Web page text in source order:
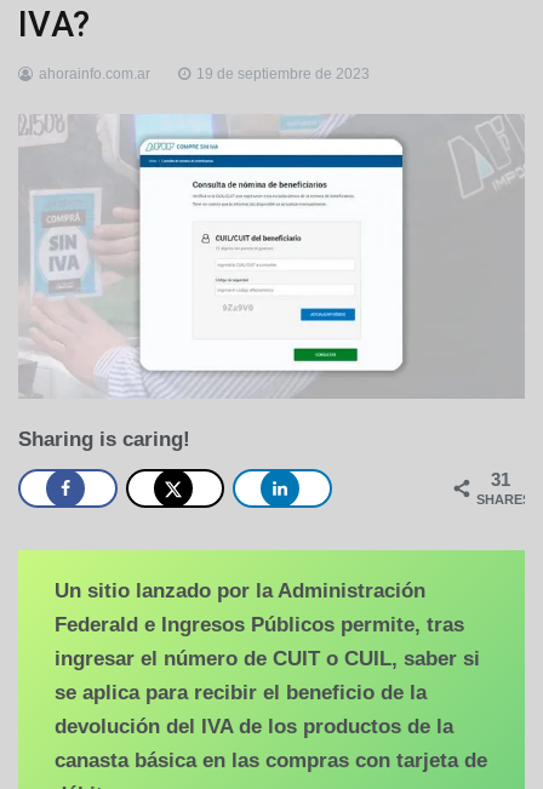
IVA?
ahorainfo.com.ar 19 de septiembre de 2023
Sharing is caring!
31
SHARES
Un sitio lanzado por la Administración
Federald e Ingresos Públicos permite, tras
ingresar el número de CUIT o CUIL, saber si
se aplica para recibir el beneficio de la
devolución del IVA de los productos de la
canasta básica en las compras con tarjeta de